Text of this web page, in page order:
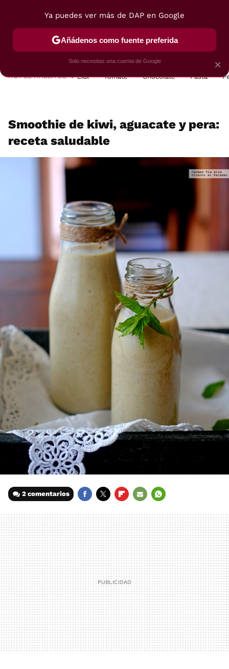
POSTRES VIAJES SELECCIÓN VEGUI
HOY SE HABLA DE Lidl Tomate Chocolate Pasta
Smoothie de kiwi, aguacate y pera:
receta saludable
2 comentarios
MAIL
×
Ya puedes ver más de DAP en Google
Añádenos como fuente preferida
Solo necesitas una cuenta de Google